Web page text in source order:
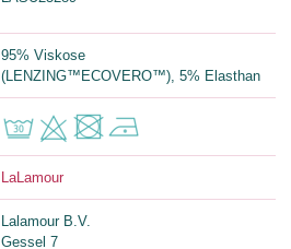
95% Viskose
(LENZING™ECOVERO™), 5% Elasthan
LaLamour
Lalamour B.V.
Gessel 7